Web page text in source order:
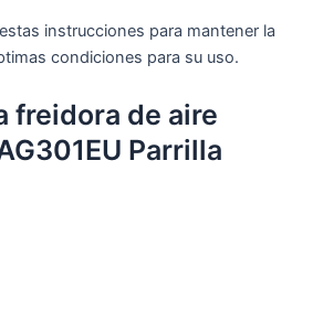
instrucciones para mantener la
condiciones para su uso.
freidora de aire
Parrilla